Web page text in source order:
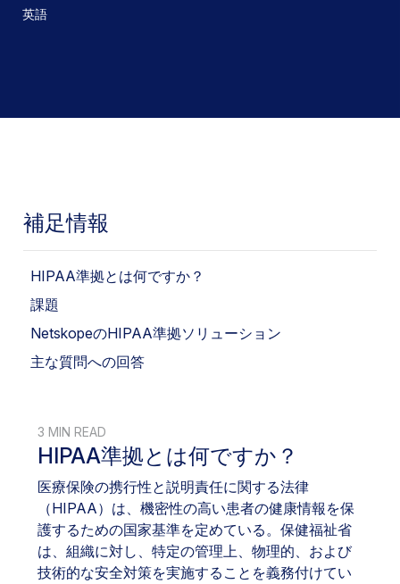
英語
補足情報
HIPAA準拠とは何ですか？
課題
NetskopeのHIPAA準拠ソリューション
主な質問への回答
3 MIN READ
HIPAA準拠とは何ですか？
医療保険の携行性と説明責任に関する法律
（HIPAA）は、機密性の高い患者の健康情報を保
護するための国家基準を定めている。保健福祉省
は、組織に対し、特定の管理上、物理的、および
技術的な安全対策を実施することを義務付けてい